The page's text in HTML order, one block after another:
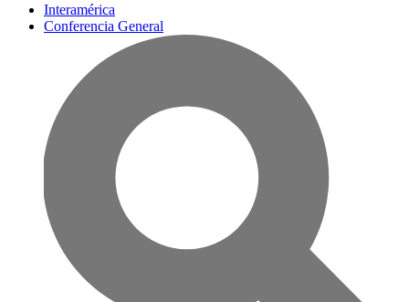
Interamérica
Conferencia General